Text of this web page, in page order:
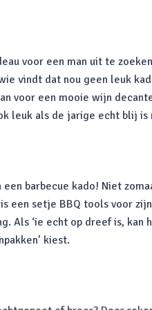
voor een man uit te
vindt dat nou geen leuk
voor een mooie wijn
leuk als de jarige echt blij is
barbecue kado! Niet
een setje BBQ tools voor
Als ‘ie echt op dreef is, kan
kiest.